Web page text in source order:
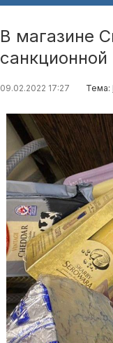
В магазине
09.02.2022 17:27 Тема: